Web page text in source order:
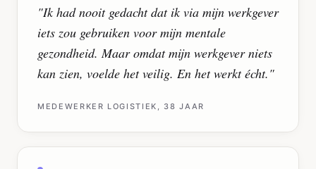
"Ik had nooit gedacht dat ik via mijn werkgever
iets zou gebruiken voor mijn mentale
gezondheid. Maar omdat mijn werkgever niets
kan zien, voelde het veilig. En het werkt écht."
MEDEWERKER LOGISTIEK, 38 JAAR